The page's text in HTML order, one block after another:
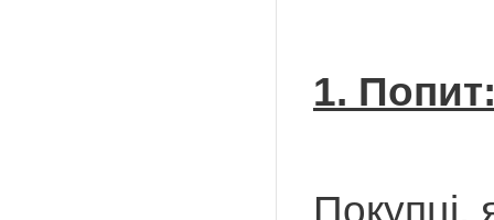
1.
Покупці,